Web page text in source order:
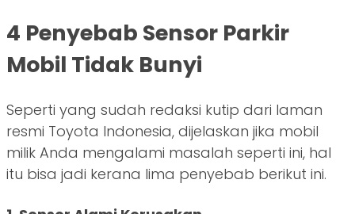
4 Penyebab Sensor Parkir
Mobil Tidak Bunyi
Seperti yang sudah redaksi kutip dari laman
resmi Toyota Indonesia, dijelaskan jika mobil
milik Anda mengalami masalah seperti ini, hal
itu bisa jadi kerana lima penyebab berikut ini.